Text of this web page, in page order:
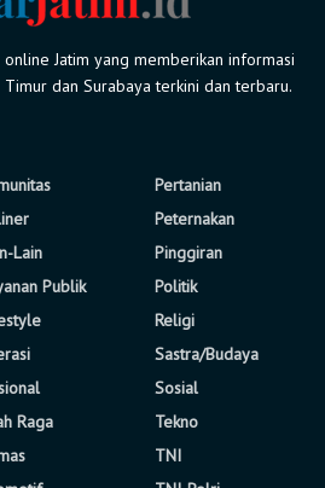
Jatim yang memberikan informasi
dan Surabaya terkini dan terbaru.
Lain
Publik
Raga
Pertanian
Peternakan
Pinggiran
Politik
Religi
Sastra/Budaya
Sosial
Tekno
TNI